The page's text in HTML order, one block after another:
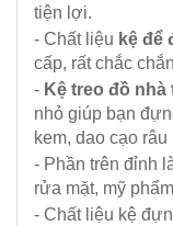
tiện lợi.
- Chất liệu kệ để
cấp, rất chắc
- Kệ treo đồ nhà
nhỏ giúp bạn
kem, dao cạo
- Phần trên đỉnh
rửa mặt, mỹ
- Chất liệu kệ